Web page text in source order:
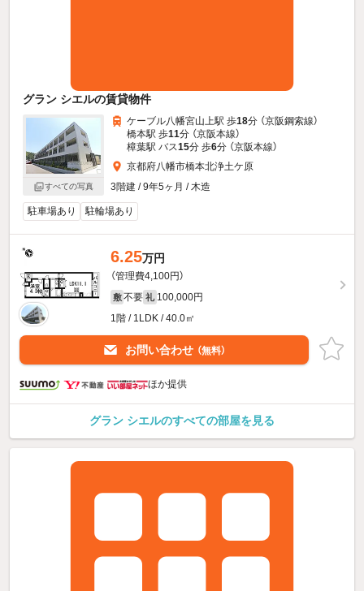
グラン シエルの賃貸物件
すべての写真
ケーブル八幡宮山上駅 歩18分 （京阪鋼索線）
橋本駅 歩11分 （京阪本線）
樟葉駅 バス15分 歩6分 （京阪本線）
京都府八幡市橋本北浄土ケ原
3階建 / 9年5ヶ月 / 木造
駐車場あり 駐輪場あり
6.25万円
（管理費4,100円）
敷 不要 礼 100,000円
1階 / 1LDK / 40.0㎡
お問い合わせ （無料）
ほか提供
グラン シエルのすべての部屋を見る